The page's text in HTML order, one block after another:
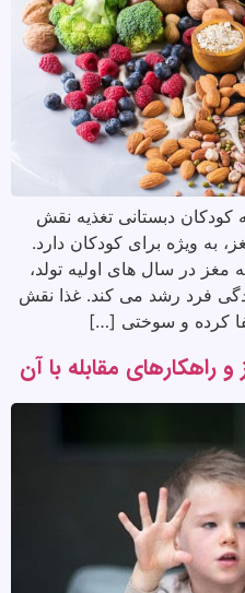
کودکان دبستانی تغذیه نقش
به ویژه برای کودکان دارد.
مغز در سال های اولیه تولد،
فرد رشد می کند. غذا نقش
کرده و سوختی […]
مقابله با آن